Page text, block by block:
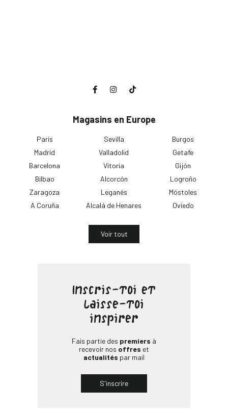
Magasins en Europe
Paris
Madrid
Barcelona
Bilbao
Zaragoza
A Coruña
Sevilla
Valladolid
Vitoria
Alcorcón
Leganés
Alcalá de Henares
Burgos
Getafe
Gijón
Logroño
Móstoles
Oviedo
Voir tout
Inscris-toi et
laisse-toi
inspirer
Fais partie des premiers à
recevoir nos offres et
actualités par mail
S'inscrire